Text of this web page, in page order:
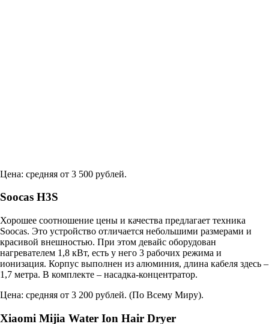
Цена: средняя от 3 500 рублей.
Soocas H3S
Хорошее соотношение цены и качества предлагает техника
Soocas. Это устройство отличается небольшими размерами и
красивой внешностью. При этом девайс оборудован
нагревателем 1,8 кВт, есть у него 3 рабочих режима и
ионизация. Корпус выполнен из алюминия, длина кабеля здесь –
1,7 метра. В комплекте – насадка-концентратор.
Цена: средняя от 3 200 рублей. (По Всему Миру).
Xiaomi Mijia Water Ion Hair Dryer